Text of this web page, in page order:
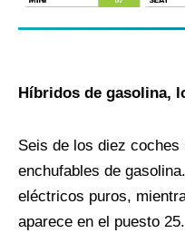
Híbridos de gasolina,
Seis de los diez
enchufables de
eléctricos puros,
aparece en el puesto 25.